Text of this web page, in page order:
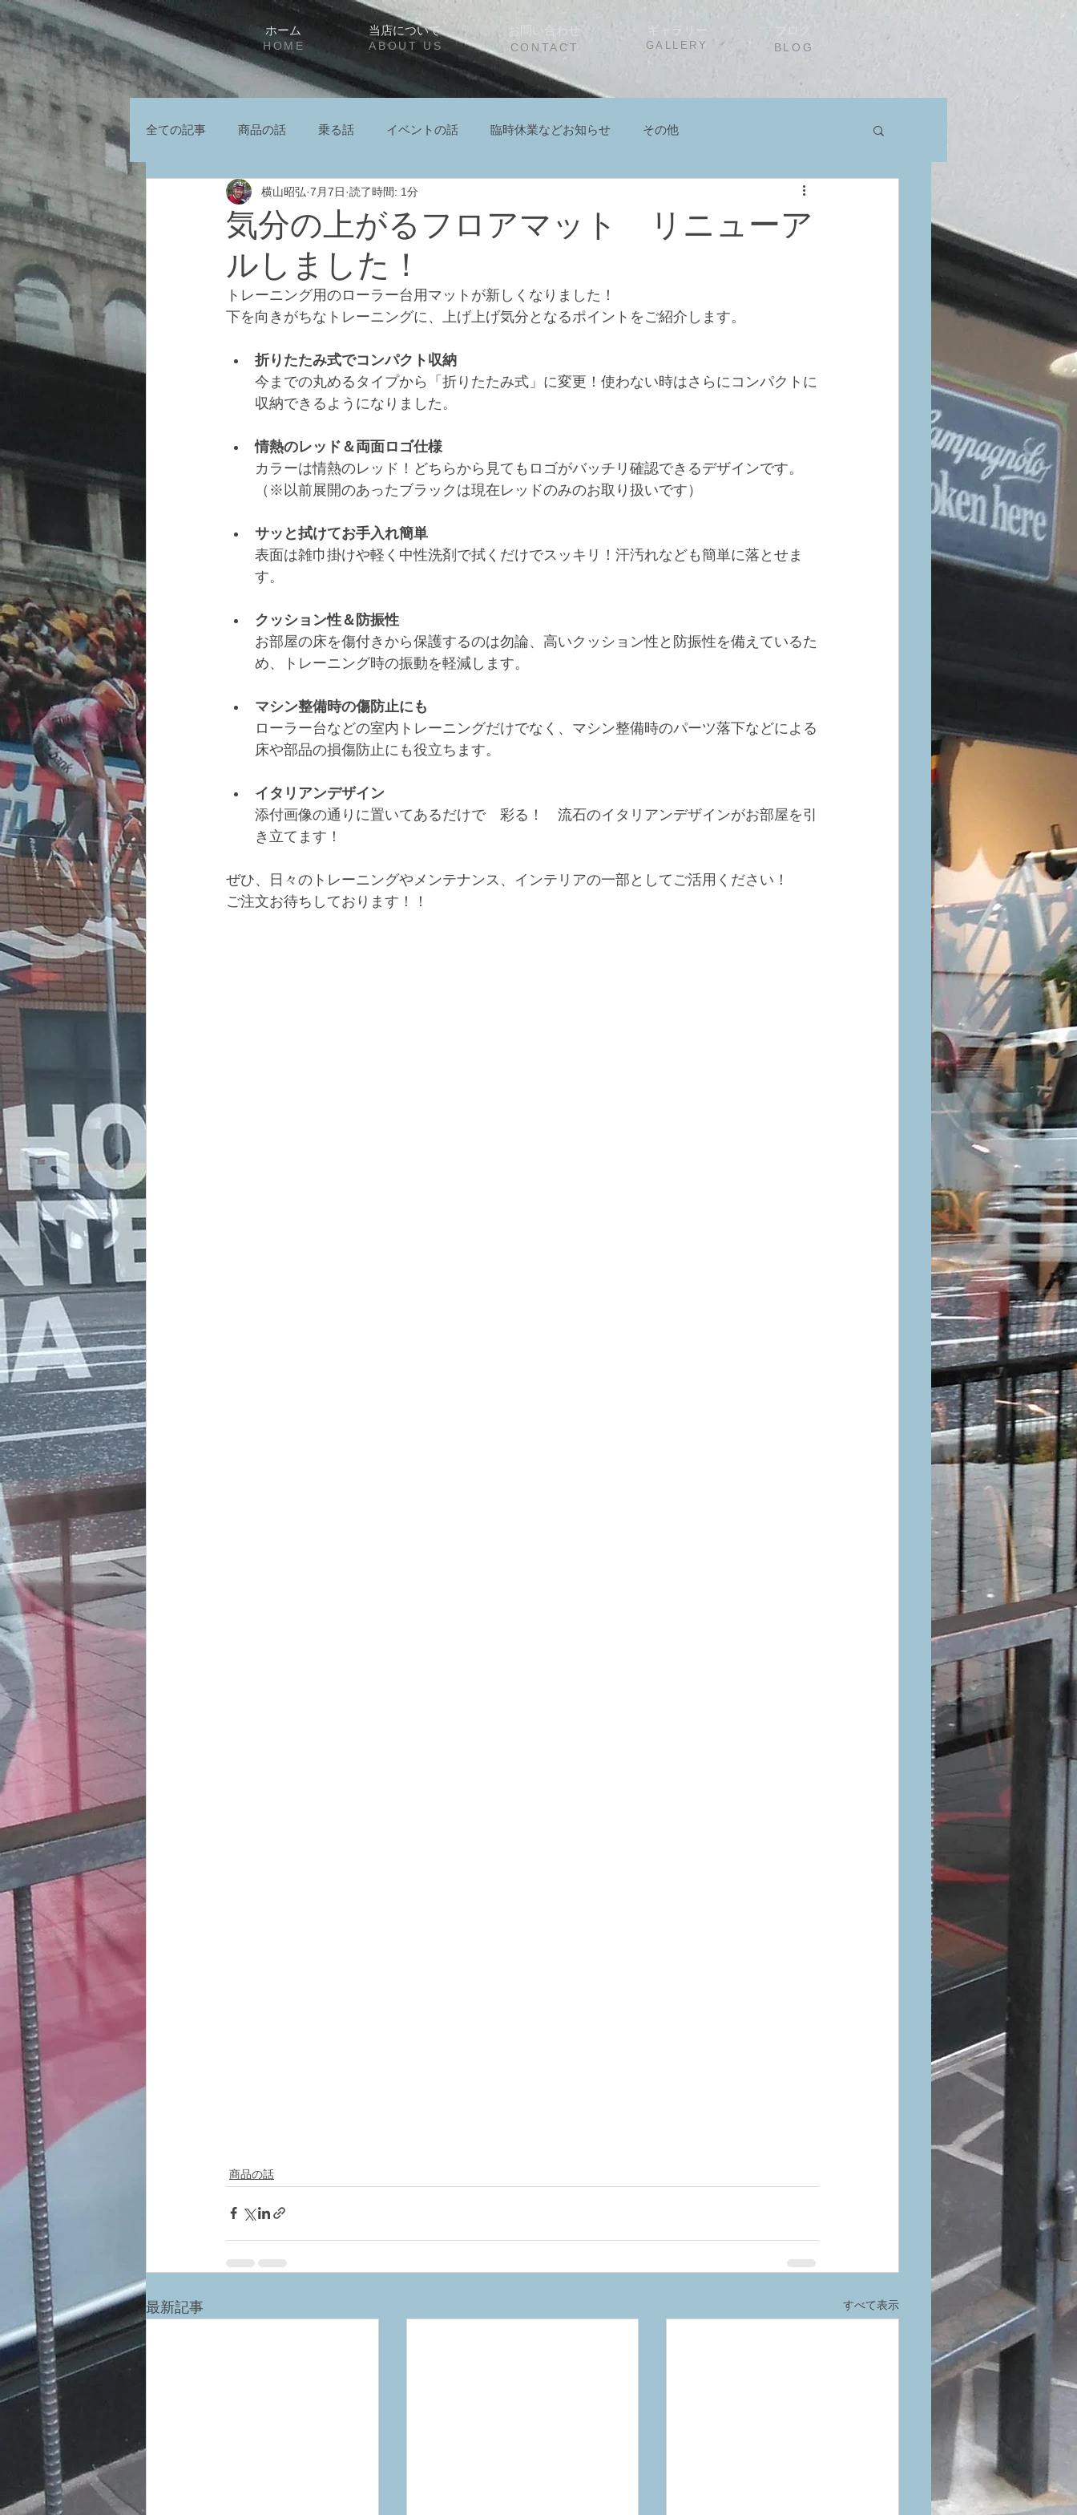
ホーム 当店について お問い合わせ ギャラリー ブログ
HOME ABOUT US GALLERY
CONTACT BLOG
全ての記事 商品の話 乗る話 イベントの話 臨時休業などお知らせ その他
気分の上がるフロアマット リニューア
ルしました！
横山昭弘 7月7日 読了時間: 1分
トレーニング用のローラー台用マットが新しくなりました！
下を向きがちなトレーニングに、上げ上げ気分となるポイントをご紹介します。
折りたたみ式でコンパクト収納
今までの丸めるタイプから「折りたたみ式」に変更！使わない時はさらにコンパクトに
収納できるようになりました。
情熱のレッド＆両面ロゴ仕様
カラーは情熱のレッド！どちらから見てもロゴがバッチリ確認できるデザインです。
（※以前展開のあったブラックは現在レッドのみのお取り扱いです）
サッと拭けてお手入れ簡単
表面は雑巾掛けや軽く中性洗剤で拭くだけでスッキリ！汗汚れなども簡単に落とせま
す。
クッション性＆防振性
お部屋の床を傷付きから保護するのは勿論、高いクッション性と防振性を備えているた
め、トレーニング時の振動を軽減します。
マシン整備時の傷防止にも
ローラー台などの室内トレーニングだけでなく、マシン整備時のパーツ落下などによる
床や部品の損傷防止にも役立ちます。
イタリアンデザイン
添付画像の通りに置いてあるだけで　彩る！　流石のイタリアンデザインがお部屋を引
き立てます！
ぜひ、日々のトレーニングやメンテナンス、インテリアの一部としてご活用ください！
ご注文お待ちしております！！
商品の話
最新記事 すべて表示